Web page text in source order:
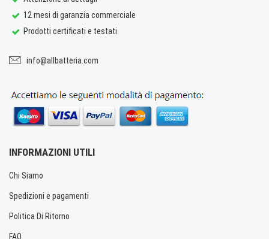
12 mesi di garanzia commerciale
Prodotti certificati e testati
info@allbatteria.com
INFORMAZIONI UTILI
Chi Siamo
Spedizioni e pagamenti
Politica Di Ritorno
FAQ